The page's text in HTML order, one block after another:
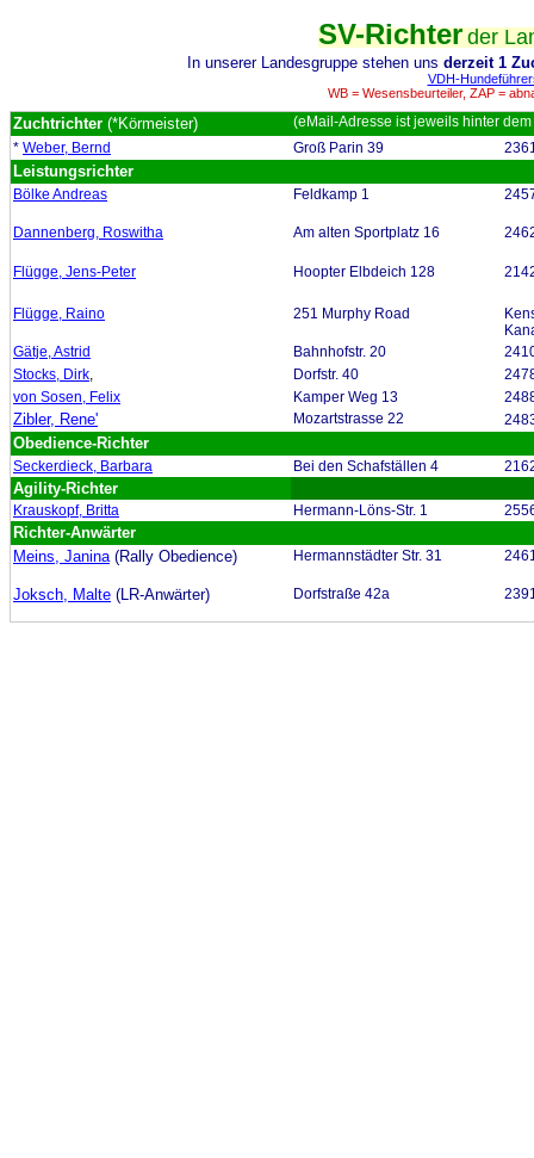
SV-Richter der
In unserer Landesgruppe stehen uns derzeit 1
VDH-
WB = Wesensbeurteiler, ZAP =
Zuchtrichter (*Körmeister)
(eMail-Adresse ist jeweils hinter
* Weber, Bernd Groß Parin 39
Leistungsrichter
Bölke Andreas Feldkamp 1
Dannenberg, Roswitha Am alten Sportplatz 16
Flügge, Jens-Peter Hoopter Elbdeich 128
Flügge, Raino 251 Murphy Road
Gätje, Astrid
Bahnhofstr. 20
Stocks, Dirk, Dorfstr. 40
von Sosen, Felix
Kamper Weg 13
Zibler, Rene' Mozartstrasse 22
Obedience-Richter
Seckerdieck, Barbara Bei den Schafställen 4
Agility-Richter
Krauskopf, Britta Hermann-Löns-Str. 1
Richter-Anwärter
Meins, Janina(Rally Obedience) Hermannstädter Str. 31
Joksch, Malte (LR-Anwärter) Dorfstraße 42a